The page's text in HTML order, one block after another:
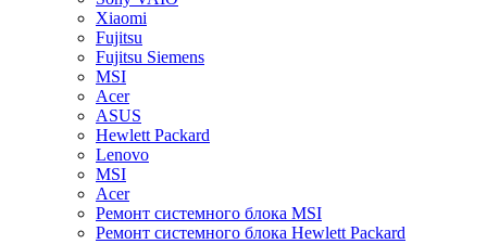
Xiaomi
Fujitsu
Fujitsu Siemens
MSI
Acer
ASUS
Hewlett Packard
Lenovo
MSI
Acer
Ремонт системного блока MSI
Ремонт системного блока Hewlett Packard